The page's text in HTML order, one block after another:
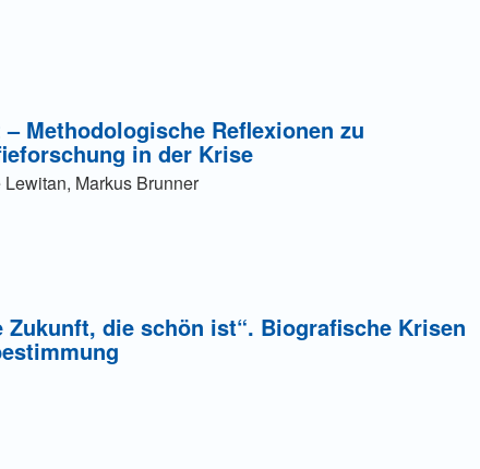
einer Gebühr
Methodologische Reflexionen zu
in der Krise
Markus Brunner
die schön ist“. Biografische Krisen
einer Gebühr